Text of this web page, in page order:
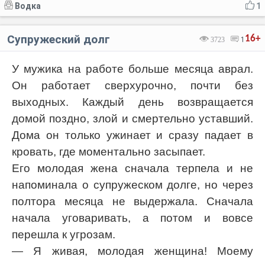
1
Водка
16+
3723 1
Супружеский долг
У мужика на работе больше месяца аврал.
Он работает сверхурочно, почти без
выходных. Каждый день возвращается
домой поздно, злой и смертельно уставший.
Дома он только ужинает и сразу падает в
кровать, где моментально засыпает.
Его молодая жена сначала терпела и не
напоминала о супружеском долге, но через
полтора месяца не выдержала. Сначала
начала уговаривать, а потом и вовсе
перешла к угрозам.
— Я живая, молодая женщина! Моему